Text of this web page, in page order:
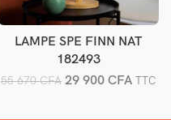
Ajouter au panier
LAMPE SPE FINN NAT
182493
55 670CFA 29 900 CFA TTC